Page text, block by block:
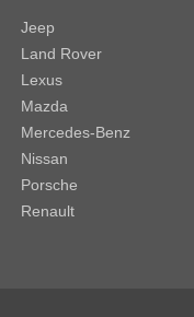
Jeep
Land Rover
Lexus
Mazda
Mercedes-Benz
Nissan
Porsche
Renault